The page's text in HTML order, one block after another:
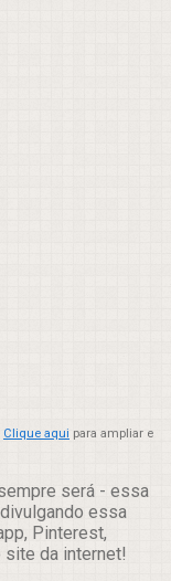
Clique aqui para ampliar e
será - essa
essa
Pinterest,
site da internet!